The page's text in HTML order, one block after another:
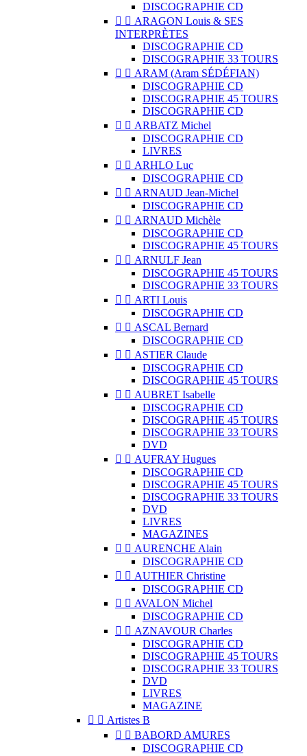
DISCOGRAPHIE CD
  ARAGON Louis & SES
INTERPRÈTES
DISCOGRAPHIE CD
DISCOGRAPHIE 33 TOURS
  ARAM (Aram SÉDÉFIAN)
DISCOGRAPHIE CD
DISCOGRAPHIE 45 TOURS
DISCOGRAPHIE CD
  ARBATZ Michel
DISCOGRAPHIE CD
LIVRES
  ARHLO Luc
DISCOGRAPHIE CD
  ARNAUD Jean-Michel
DISCOGRAPHIE CD
  ARNAUD Michèle
DISCOGRAPHIE CD
DISCOGRAPHIE 45 TOURS
  ARNULF Jean
DISCOGRAPHIE 45 TOURS
DISCOGRAPHIE 33 TOURS
  ARTI Louis
DISCOGRAPHIE CD
  ASCAL Bernard
DISCOGRAPHIE CD
  ASTIER Claude
DISCOGRAPHIE CD
DISCOGRAPHIE 45 TOURS
  AUBRET Isabelle
DISCOGRAPHIE CD
DISCOGRAPHIE 45 TOURS
DISCOGRAPHIE 33 TOURS
DVD
  AUFRAY Hugues
DISCOGRAPHIE CD
DISCOGRAPHIE 45 TOURS
DISCOGRAPHIE 33 TOURS
DVD
LIVRES
MAGAZINES
  AURENCHE Alain
DISCOGRAPHIE CD
  AUTHIER Christine
DISCOGRAPHIE CD
  AVALON Michel
DISCOGRAPHIE CD
  AZNAVOUR Charles
DISCOGRAPHIE CD
DISCOGRAPHIE 45 TOURS
DISCOGRAPHIE 33 TOURS
DVD
LIVRES
MAGAZINE
  Artistes B
  BABORD AMURES
DISCOGRAPHIE CD